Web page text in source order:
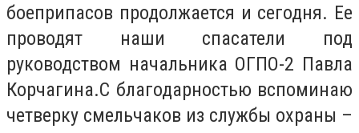
боеприпасов продолжается и сегодня. Ее
проводят наши спасатели под
руководством начальника ОГПО-2 Павла
Корчагина.С благодарностью вспоминаю
четверку смельчаков из службы охраны –